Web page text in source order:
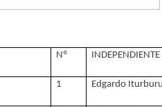
Nº INDEPENDIENTE
1 Edgardo